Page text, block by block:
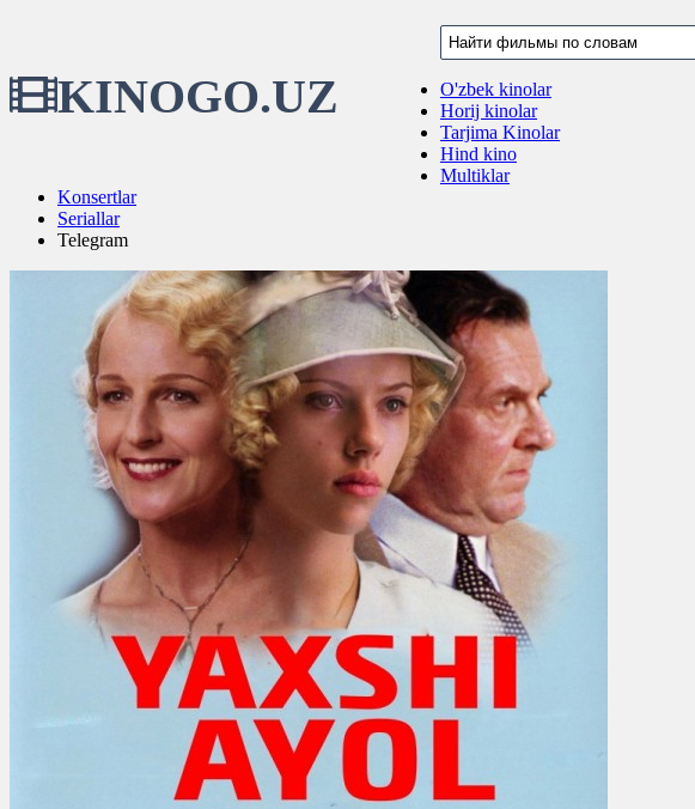
KINOGO.UZ
O'zbek kinolar
Horij kinolar
Tarjima Kinolar
Hind kino
Multiklar
Konsertlar
Seriallar
Telegram